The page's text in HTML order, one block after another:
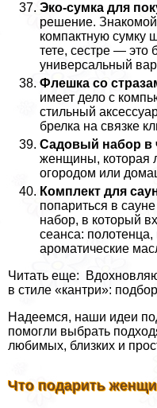
Эко-сумка для
решение.
компактную сумку
тете, сестре —
универсальный
Флешка со
имеет дело с
стильный
брелка на связке
Садовый набор в
женщины, которая
огородом или
Комплект для
попариться в
набор, в который
сеанса: полотенца,
ароматические
Читать еще:
в стиле «кантри»:
Надеемся, наши идеи
помогли выбрать
любимых, близких и
Что подарить